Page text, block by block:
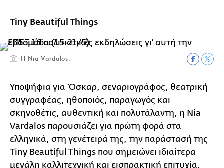
Tiny Beautiful Things
H Nia Vardalos.
Υποψήφια για Όσκαρ, σεναριογράφος, θεατρική
συγγραφέας, ηθοποιός, παραγωγός και
σκηνοθέτις, αυθεντική και πολυτάλαντη, η Nia
Vardalos παρουσιάζει για πρώτη φορά στα
ελληνικά, στη γενέτειρά της, την παράστασή της
Tiny Beautiful Things που σημειώνει ιδιαίτερα
μεγάλη καλλιτεχνική και εισπρακτική επιτυχία,